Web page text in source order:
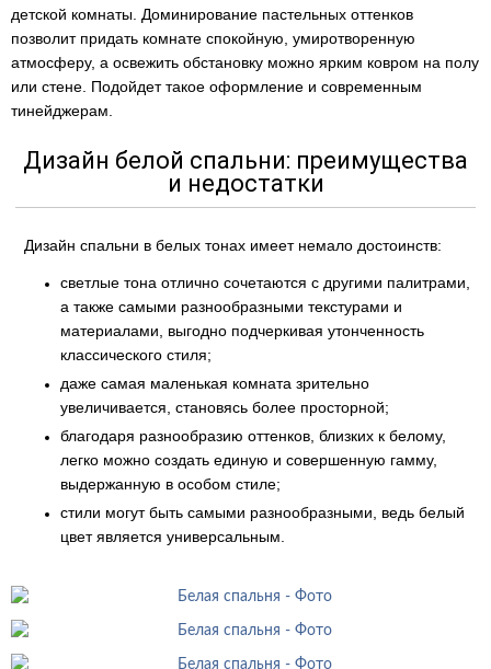
детской комнаты. Доминирование пастельных оттенков
позволит придать комнате спокойную, умиротворенную
атмосферу, а освежить обстановку можно ярким ковром на полу
или стене. Подойдет такое оформление и современным
тинейджерам.
Дизайн белой спальни: преимущества
и недостатки
Дизайн спальни в белых тонах имеет немало достоинств:
светлые тона отлично сочетаются с другими палитрами,
а также самыми разнообразными текстурами и
материалами, выгодно подчеркивая утонченность
классического стиля;
даже самая маленькая комната зрительно
увеличивается, становясь более просторной;
благодаря разнообразию оттенков, близких к белому,
легко можно создать единую и совершенную гамму,
выдержанную в особом стиле;
стили могут быть самыми разнообразными, ведь белый
цвет является универсальным.